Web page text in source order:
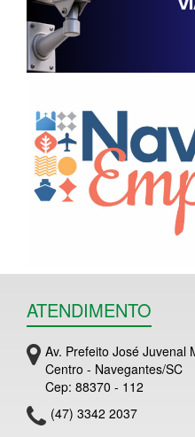
ATENDIMENTO
Av. Prefeito José Juvenal
Centro - Navegantes/SC
Cep: 88370 - 112
(47) 3342 2037